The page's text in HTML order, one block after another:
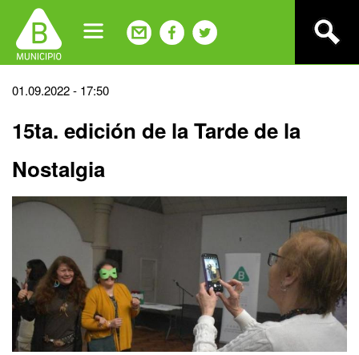
navigation
Back
top
01.09.2022 - 17:50
15ta. edición de la Tarde de la
Nostalgia